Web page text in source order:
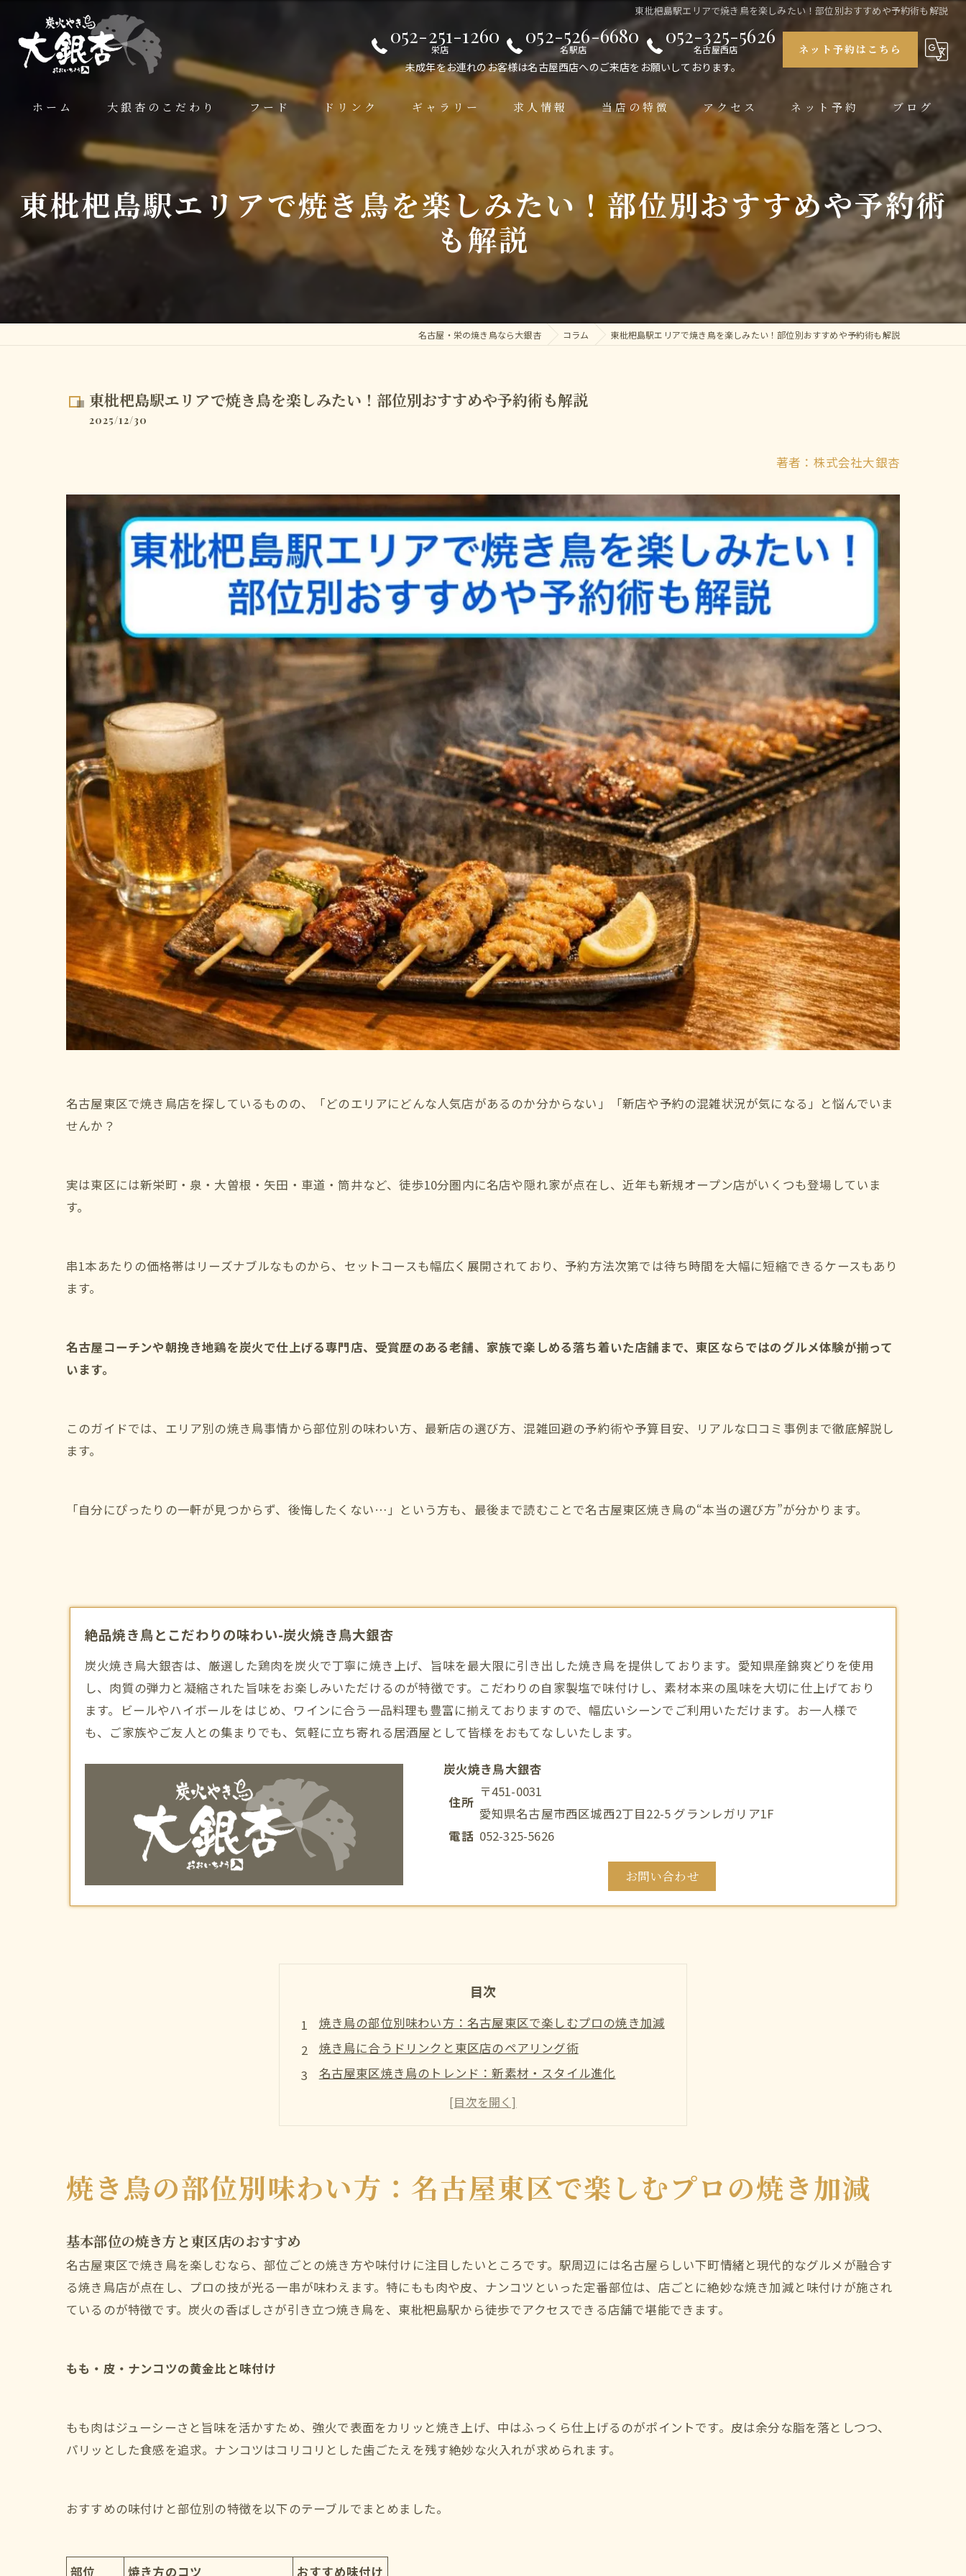
東枇杷島駅エリアで焼き鳥を楽しみたい！部位別おすすめや予約術も解説
052-251-1260
栄店
052-526-6680
名駅店
052-325-5626
名古屋西店
未成年をお連れのお客様は名古屋西店へのご来店をお願いしております。
ネット予約はこちら
ホーム 大銀杏のこだわり フード ドリンク ギャラリー 求人情報 当店の特徴
居酒屋
手羽先
アクセス
大銀杏 名古屋西店
大銀杏 名駅店
ネット予約 ブログ
東枇杷島駅エリアで焼き鳥を楽しみたい！部位別おすすめや予約術
も解説
名古屋・栄の焼き鳥なら大銀杏 コラム 東枇杷島駅エリアで焼き鳥を楽しみたい！部位別おすすめや予約術も解説
東枇杷島駅エリアで焼き鳥を楽しみたい！部位別おすすめや予約術も解説
2025/12/30
著者：株式会社大銀杏
名古屋東区で焼き鳥店を探しているものの、「どのエリアにどんな人気店があるのか分からない」「新店や予約の混雑状況が気になる」と悩んでいま
せんか？
実は東区には新栄町・泉・大曽根・矢田・車道・筒井など、徒歩10分圏内に名店や隠れ家が点在し、近年も新規オープン店がいくつも登場していま
す。
串1本あたりの価格帯はリーズナブルなものから、セットコースも幅広く展開されており、予約方法次第では待ち時間を大幅に短縮できるケースもあり
ます。
名古屋コーチンや朝挽き地鶏を炭火で仕上げる専門店、受賞歴のある老舗、家族で楽しめる落ち着いた店舗まで、東区ならではのグルメ体験が揃って
います。
このガイドでは、エリア別の焼き鳥事情から部位別の味わい方、最新店の選び方、混雑回避の予約術や予算目安、リアルな口コミ事例まで徹底解説し
ます。
「自分にぴったりの一軒が見つからず、後悔したくない…」という方も、最後まで読むことで名古屋東区焼き鳥の“本当の選び方”が分かります。
絶品焼き鳥とこだわりの味わい-炭火焼き鳥大銀杏
炭火焼き鳥大銀杏は、厳選した鶏肉を炭火で丁寧に焼き上げ、旨味を最大限に引き出した焼き鳥を提供しております。愛知県産錦爽どりを使用
し、肉質の弾力と凝縮された旨味をお楽しみいただけるのが特徴です。こだわりの自家製塩で味付けし、素材本来の風味を大切に仕上げており
ます。ビールやハイボールをはじめ、ワインに合う一品料理も豊富に揃えておりますので、幅広いシーンでご利用いただけます。お一人様で
も、ご家族やご友人との集まりでも、気軽に立ち寄れる居酒屋として皆様をおもてなしいたします。
炭火焼き鳥大銀杏
住所
〒451-0031
愛知県名古屋市西区城西2丁目22-5 グランレガリア1F
電話 052-325-5626
お問い合わせ
目次
焼き鳥の部位別味わい方：名古屋東区で楽しむプロの焼き加減
焼き鳥に合うドリンクと東区店のペアリング術
名古屋東区焼き鳥のトレンド：新素材・スタイル進化
名古屋市の焼き鳥について
アクセス
関連エリア
焼き鳥の部位別味わい方：名古屋東区で楽しむプロの焼き加減
基本部位の焼き方と東区店のおすすめ
名古屋東区で焼き鳥を楽しむなら、部位ごとの焼き方や味付けに注目したいところです。駅周辺には名古屋らしい下町情緒と現代的なグルメが融合す
る焼き鳥店が点在し、プロの技が光る一串が味わえます。特にもも肉や皮、ナンコツといった定番部位は、店ごとに絶妙な焼き加減と味付けが施され
ているのが特徴です。炭火の香ばしさが引き立つ焼き鳥を、東枇杷島駅から徒歩でアクセスできる店舗で堪能できます。
もも・皮・ナンコツの黄金比と味付け
もも肉はジューシーさと旨味を活かすため、強火で表面をカリッと焼き上げ、中はふっくら仕上げるのがポイントです。皮は余分な脂を落としつつ、
パリッとした食感を追求。ナンコツはコリコリとした歯ごたえを残す絶妙な火入れが求められます。
おすすめの味付けと部位別の特徴を以下のテーブルでまとめました。
部位 焼き方のコツ おすすめ味付け